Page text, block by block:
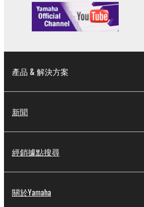
產品 & 解決方案
新聞
經銷據點搜尋
關於Yamaha